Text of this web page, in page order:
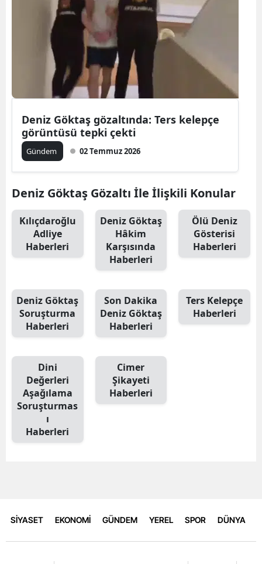
Deniz Göktaş gözaltında: Ters kelepçe
görüntüsü tepki çekti
Gündem 02 Temmuz 2026
Deniz Göktaş Gözaltı İle İlişkili Konular
Kılıçdaroğlu
Adliye
Haberleri
Deniz Göktaş
Hâkim
Karşısında
Haberleri
Ölü Deniz
Gösterisi
Haberleri
Deniz Göktaş
Soruşturma
Haberleri
Son Dakika
Deniz Göktaş
Haberleri
Ters Kelepçe
Haberleri
Dini
Değerleri
Aşağılama
Soruşturmas
ı
Haberleri
Cimer
Şikayeti
Haberleri
SİYASET EKONOMİ GÜNDEM YEREL SPOR DÜNYA